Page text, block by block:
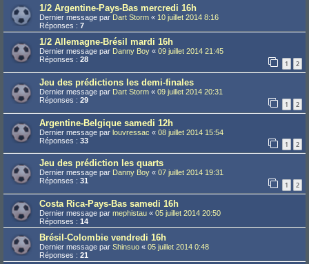
1/2 Argentine-Pays-Bas mercredi 16h
Dernier message par Dart Storm « 10 juillet 2014 8:16
Réponses : 7
1/2 Allemagne-Brésil mardi 16h
Dernier message par Danny Boy « 09 juillet 2014 21:45
Réponses : 28 1 2
Jeu des prédictions les demi-finales
Dernier message par Dart Storm « 09 juillet 2014 20:31
Réponses : 29 1 2
Argentine-Belgique samedi 12h
Dernier message par louvressac « 08 juillet 2014 15:54
Réponses : 33 1 2
Jeu des prédiction les quarts
Dernier message par Danny Boy « 07 juillet 2014 19:31
Réponses : 31 1 2
Costa Rica-Pays-Bas samedi 16h
Dernier message par mephistau « 05 juillet 2014 20:50
Réponses : 14
Brésil-Colombie vendredi 16h
Dernier message par Shinsuo « 05 juillet 2014 0:48
Réponses : 21